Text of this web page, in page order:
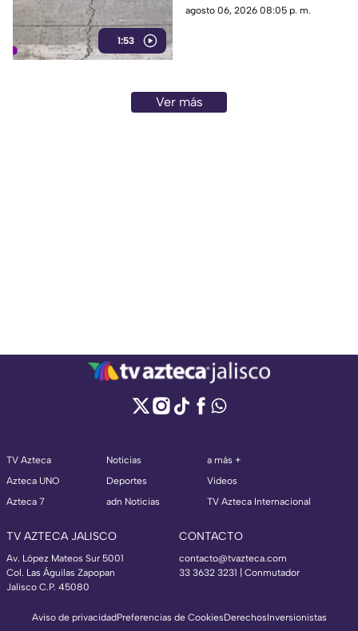
1:53
automovilistas, motociclistas,
agosto 06, 2026 08:05 p. m.
Ver más
TV Azteca
Azteca UNO
Azteca 7
Noticias
Deportes
adn Noticias
a más +
Videos
TV Azteca Internacional
TV AZTECA JALISCO
Av. López Mateos Sur 5001
Col. Las Águilas Zapopan
Jalisco C.P. 45080
CONTACTO
contacto@tvazteca.com
33 3632 3231 | Conmutador
Aviso de privacidadPreferencias de CookiesDerechosInversionistas